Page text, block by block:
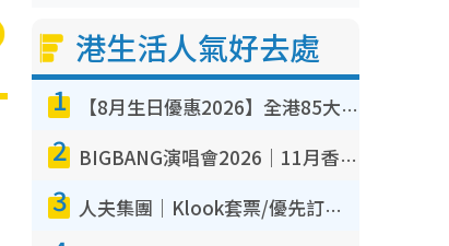
港生活人氣好去處
1 【8月生日優惠2026】全港85大食買玩著數攻略 自助餐/火鍋放題同行免費＋誠品/DONKI送現金券
2 BIGBANG演唱會2026｜11月香港啟德開3場！實名制VIP申請、優先購票攻略
3 人夫集團｜Klook套票/優先訂票/公開發售搶飛攻略！附票價.購票連結.場地座位表